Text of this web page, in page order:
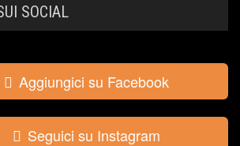
SOCIAL
Aggiungici su Facebook
Seguici su Instagram